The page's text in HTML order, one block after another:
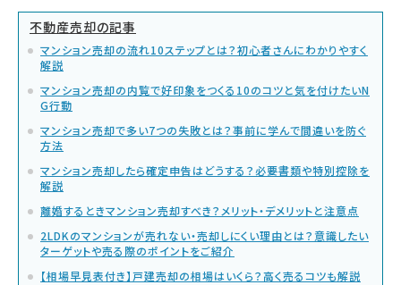
不動産売却の記事
マンション売却の流れ10ステップとは？初心者さんにわかりやすく
解説
マンション売却の内覧で好印象をつくる10のコツと気を付けたいN
G行動
マンション売却で多い7つの失敗とは？事前に学んで間違いを防ぐ
方法
マンション売却したら確定申告はどうする？必要書類や特別控除を
解説
離婚するときマンション売却すべき？メリット・デメリットと注意点
2LDKのマンションが売れない・売却しにくい理由とは？意識したい
ターゲットや売る際のポイントをご紹介
【相場早見表付き】戸建売却の相場はいくら？高く売るコツも解説